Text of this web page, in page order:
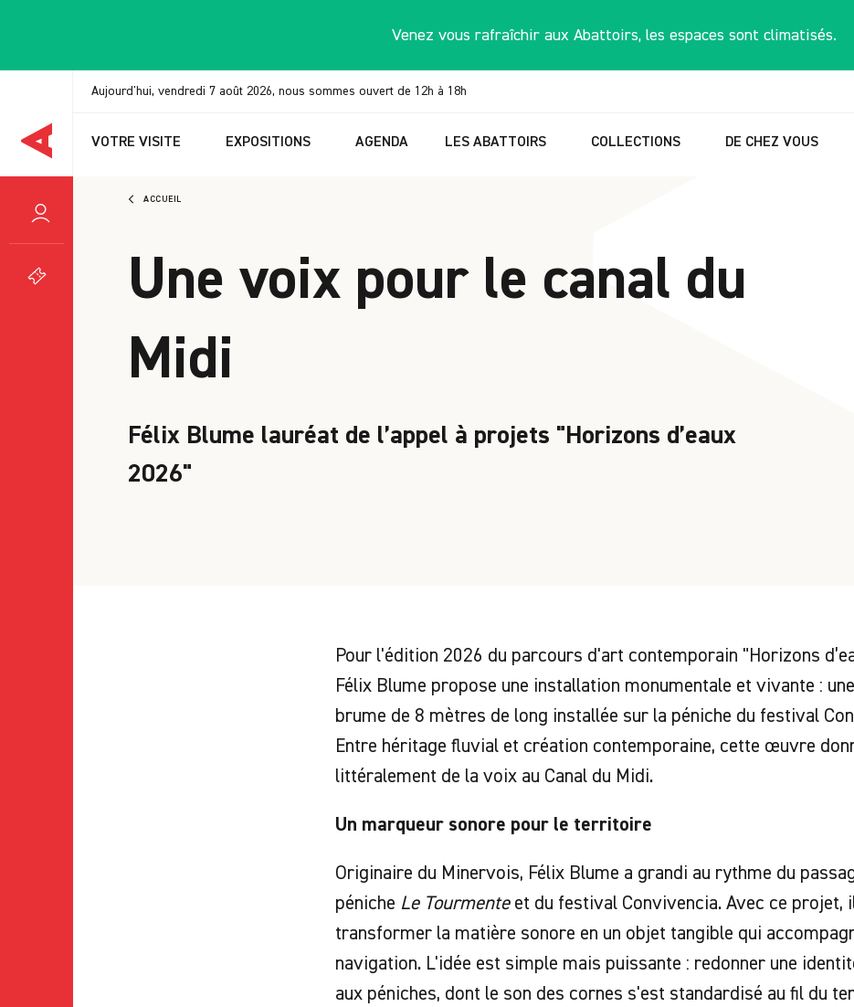
Venez vous rafraîchir aux Abattoirs, les espaces sont climatisés.
Aujourd'hui, vendredi 7 août 2026, nous sommes ouvert de 12h à 18h
VOTRE VISITE EXPOSITIONS AGENDA LES ABATTOIRS COLLECTIONS DE CHEZ VOUS
ACCUEIL
Une voix pour le canal du
Midi
Félix Blume lauréat de l’appel à projets "Horizons d’eaux
2026"
Pour l'édition 2026 du parcours d'art contemporain "Horizons
Félix Blume propose une installation monumentale et vivante :
brume de 8 mètres de long installée sur la péniche du festival
Entre héritage fluvial et création contemporaine, cette œuvre
littéralement de la voix au Canal du Midi.
Un marqueur sonore pour le territoire
Originaire du Minervois, Félix Blume a grandi au rythme du
péniche Le Tourmenteet du festival Convivencia. Avec ce projet,
transformer la matière sonore en un objet tangible qui
navigation. L'idée est simple mais puissante : redonner une
aux péniches, dont le son des cornes s'est standardisé au fil du